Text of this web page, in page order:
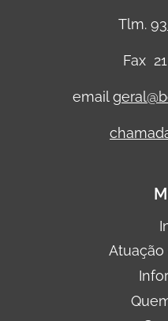
Tlm.
Fax
email
Atuação